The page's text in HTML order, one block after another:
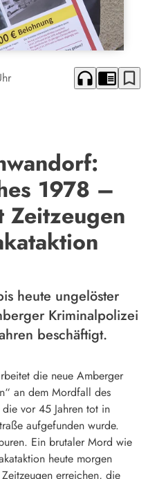
headphones chrome_reader_mode bookmark_border
1978 –
Zeitzeugen
heute ungelöster
Kriminalpolizei
beschäftigt.
die neue Amberger
an dem Mordfall des
vor 45 Jahren tot in
aufgefunden wurde.
Ein brutaler Mord wie
heute morgen
erreichen, die